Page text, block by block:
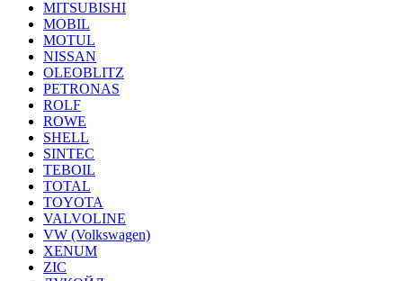
MITSUBISHI
MOBIL
MOTUL
NISSAN
OLEOBLITZ
PETRONAS
ROLF
ROWE
SHELL
SINTEC
TEBOIL
TOTAL
TOYOTA
VALVOLINE
VW (Volkswagen)
XENUM
ZIC